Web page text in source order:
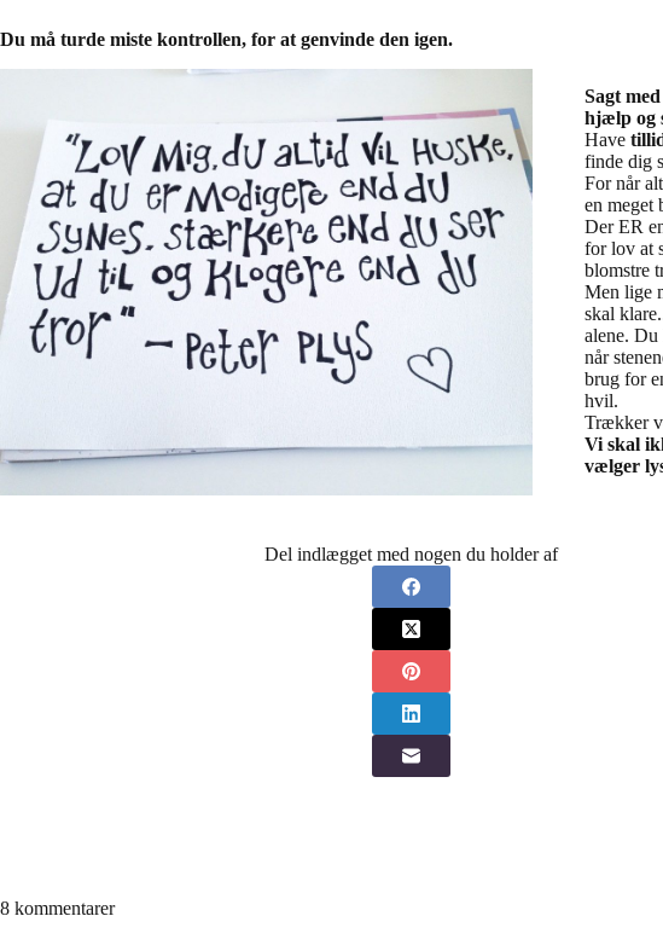
Du må turde miste kontrollen, for at genvinde den igen.
Sagt
hjælp og
Have
finde dig
For når
en meget
Der ER
for lov at
blomstre
Men lige
skal
alene.
når
brug for
hvil.
Trækker
Vi skal
vælger
Del indlægget med nogen du holder af
8 kommentarer